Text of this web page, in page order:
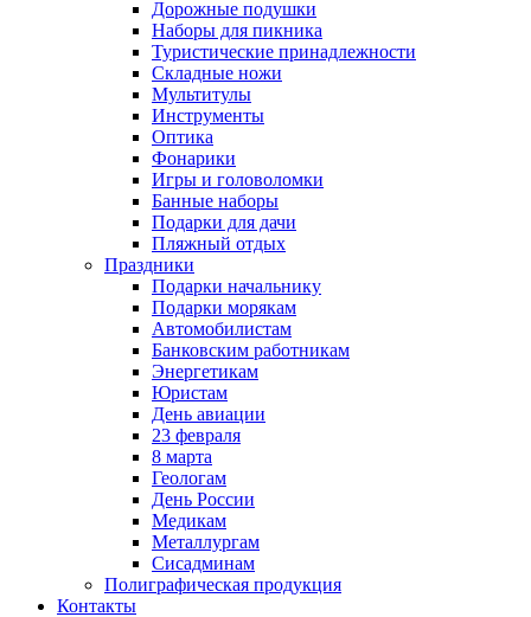
Дорожные подушки
Наборы для пикника
Туристические принадлежности
Складные ножи
Мультитулы
Инструменты
Оптика
Фонарики
Игры и головоломки
Банные наборы
Подарки для дачи
Пляжный отдых
Праздники
Подарки начальнику
Подарки морякам
Автомобилистам
Банковским работникам
Энергетикам
Юристам
День авиации
23 февраля
8 марта
Геологам
День России
Медикам
Металлургам
Сисадминам
Полиграфическая продукция
Контакты